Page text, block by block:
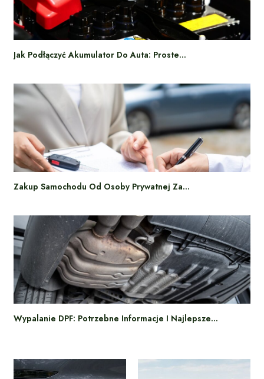
Jak Podłączyć Akumulator Do Auta: Proste…
Zakup Samochodu Od Osoby Prywatnej Za…
Wypalanie DPF: Potrzebne Informacje I Najlepsze…